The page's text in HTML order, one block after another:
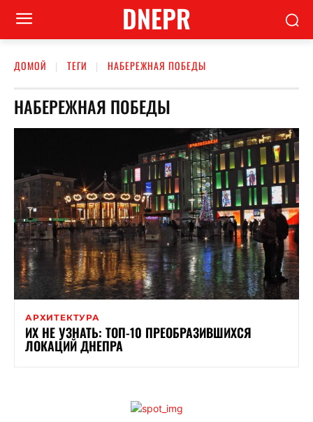
DNEPR
ДОМОЙ ТЕГИ НАБЕРЕЖНАЯ ПОБЕДЫ
НАБЕРЕЖНАЯ ПОБЕДЫ
АРХИТЕКТУРА
ИХ НЕ УЗНАТЬ: ТОП-10 ПРЕОБРАЗИВШИХСЯ
ЛОКАЦИЙ ДНЕПРА